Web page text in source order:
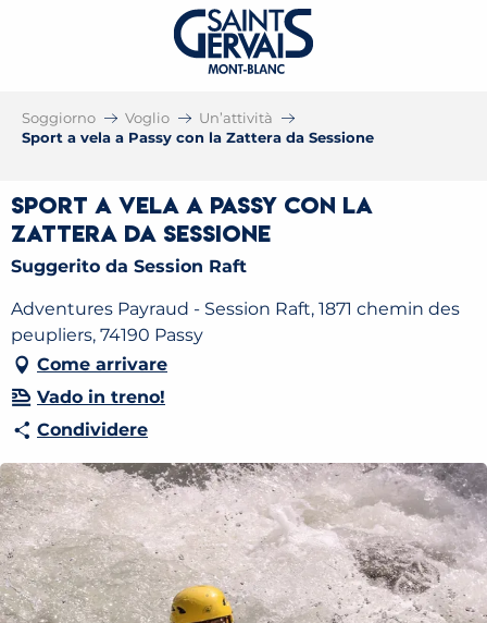
Soggiorno Voglio
Un’attività
Sport a vela a Passy con la Zattera da Sessione
Sport a vela a Passy con la
Zattera da Sessione
Suggerito da Session Raft
Adventures Payraud - Session Raft, 1871 chemin des
peupliers, 74190 Passy
Come arrivare
Vado in treno!
Condividere